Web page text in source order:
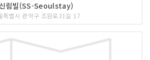
신림빌(SS-Seoulstay)
특별시 관악구 조원로31길 17